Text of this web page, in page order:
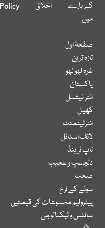
کے بارے
میں
اخلاق
Policy
صفحۂ اول
تازہ ترین
غزہ لہو لہو
پاکستان
انٹر نیشنل
کھیل
انٹرٹینمنٹ
لائف اسٹائل
ٹاپ ٹرینڈ
دلچسپ و عجیب
صحت
سونے کے نرخ
پیٹرولیم مصنوعات کی قیمتیں
سائنس و ٹیکنالوجی